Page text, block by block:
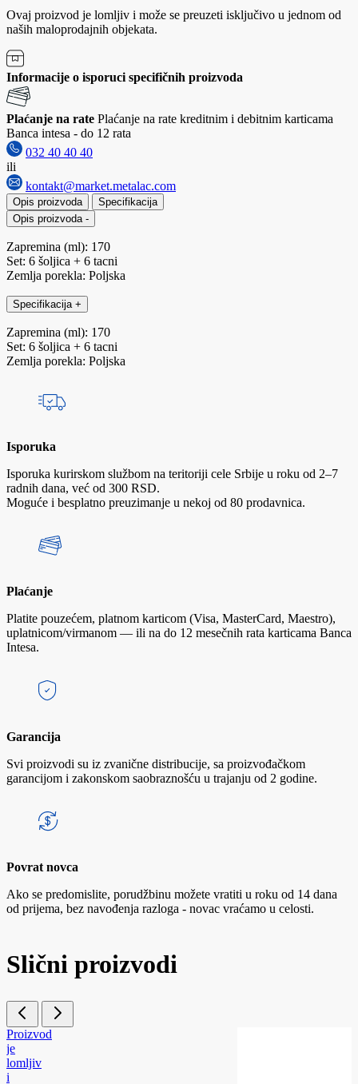
Ovaj proizvod je lomljiv i može se preuzeti isključivo u jednom od
naših maloprodajnih objekata.
Informacije o isporuci specifičnih proizvoda
Plaćanje na rate Plaćanje na rate kreditnim i debitnim karticama
Banca intesa - do 12 rata
032 40 40 40
ili
kontakt@market.metalac.com
Opis proizvoda
Specifikacija
Opis proizvoda -
Zapremina (ml): 170
Set: 6 šoljica + 6 tacni
Zemlja porekla: Poljska
Specifikacija +
Zapremina (ml): 170
Set: 6 šoljica + 6 tacni
Zemlja porekla: Poljska
Isporuka
Isporuka kurirskom službom na teritoriji cele Srbije u roku od 2–7
radnih dana, već od 300 RSD.
Moguće i besplatno preuzimanje u nekoj od 80 prodavnica.
Plaćanje
Platite pouzećem, platnom karticom (Visa, MasterCard, Maestro),
uplatnicom/virmanom — ili na do 12 mesečnih rata karticama Banca
Intesa.
Garancija
Svi proizvodi su iz zvanične distribucije, sa proizvođačkom
garancijom i zakonskom saobraznošću u trajanju od 2 godine.
Povrat novca
Ako se predomislite, porudžbinu možete vratiti u roku od 14 dana
od prijema, bez navođenja razloga - novac vraćamo u celosti.
Slični proizvodi
Proizvod
je
lomljiv
i